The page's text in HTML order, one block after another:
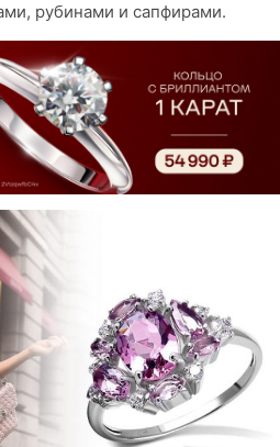
рубинами и сапфирами.